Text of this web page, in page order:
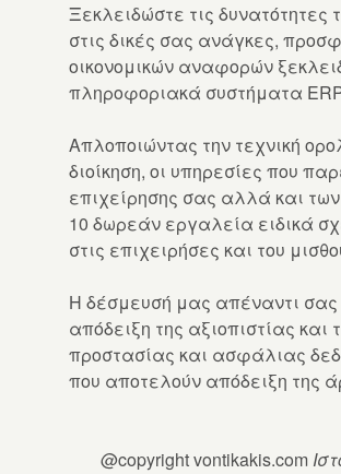
Ξεκλειδώστε τις
στις δικές σας ανάγκες,
οικονομικών αναφορών
πληροφοριακά συστήματα
Απλοποιώντας την τεχνική
διοίκηση, οι υπηρεσίες που
επιχείρησης σας αλλά και
10 δωρεάν εργαλεία ειδικά
στις επιχειρήσες και του
Η δέσμευσή μας απέναντι
απόδειξη της αξιοπιστίας
προστασίας και ασφάλιας
που αποτελούν απόδειξη της
@copyright vontikakis.com